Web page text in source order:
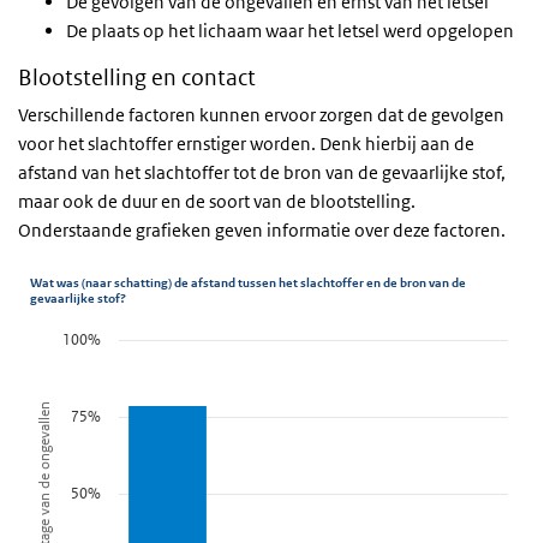
De plaats op het lichaam waar het letsel werd opgelopen
Blootstelling en contact
Verschillende factoren kunnen ervoor zorgen dat de gevolgen
voor het slachtoffer ernstiger worden. Denk hierbij aan de
afstand van het slachtoffer tot de bron van de gevaarlijke stof,
maar ook de duur en de soort van de blootstelling.
Onderstaande grafieken geven informatie over deze factoren.